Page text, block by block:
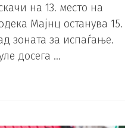
на 13. место на
Мајнц останува 15.
зоната за испаѓање.
досега …